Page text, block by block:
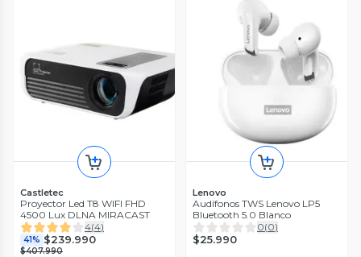
Castletec
Proyector Led T8 WIFI FHD
4500 Lux DLNA MIRACAST
4(4)
41% $239.990
$407.990
Lenovo
Audífonos TWS Lenovo LP5
Bluetooth 5.0 Blanco
0(0)
$25.990